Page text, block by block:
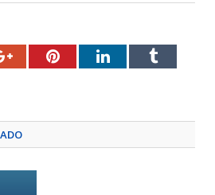
Google+PinterestLinkedInTumblr